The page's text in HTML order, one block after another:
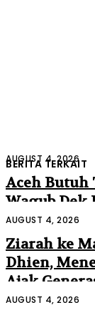
BERITA TERKAIT
AUGUST 4, 2026
Aceh Butuh
Wagub Dek
Mendagri
AUGUST 4, 2026
Ziarah ke
Dhien,
Ajak
Sejarah
AUGUST 4, 2026